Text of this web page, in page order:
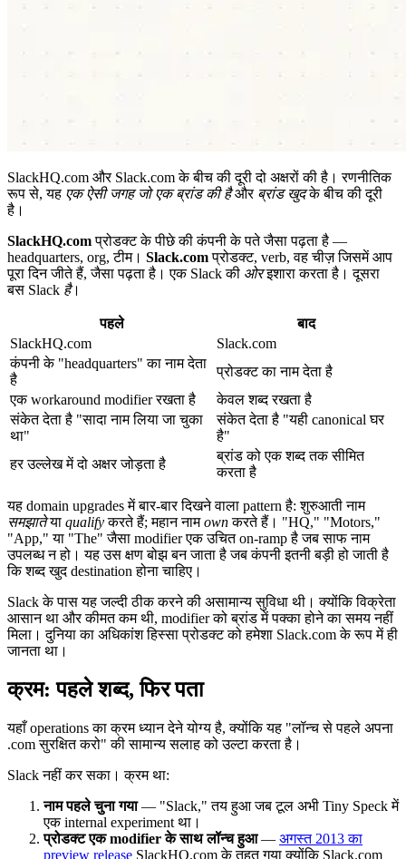
SlackHQ.com और Slack.com के बीच की दूरी दो अक्षरों की है। रणनीतिक
रूप से, यह एक ऐसी जगह जो एक ब्रांड की हैऔर ब्रांड खुदके बीच की दूरी
है।
SlackHQ.comप्रोडक्ट के पीछे की कंपनी के पते जैसा पढ़ता है —
headquarters, org, टीम। Slack.comप्रोडक्ट, verb, वह चीज़ जिसमें आप
पूरा दिन जीते हैं, जैसा पढ़ता है। एक Slack की ओरइशारा करता है। दूसरा
बस Slack है।
पहले
बाद
SlackHQ.com
Slack.com
कंपनी के "headquarters" का नाम देता
है
प्रोडक्ट का नाम देता है
एक workaround modifier रखता है
केवल शब्द रखता है
संकेत देता है "सादा नाम लिया जा चुका
था"
संकेत देता है "यही canonical घर
है"
हर उल्लेख में दो अक्षर जोड़ता है
ब्रांड को एक शब्द तक सीमित
करता है
यह domain upgrades में बार-बार दिखने वाला pattern है: शुरुआती नाम
समझातेया qualifyकरते हैं; महान नामownकरते हैं। "HQ," "Motors,"
"App," या "The" जैसा modifier एक उचित on-ramp है जब साफ नाम
उपलब्ध न हो। यह उस क्षण बोझ बन जाता है जब कंपनी इतनी बड़ी हो जाती है
कि शब्द खुद destination होना चाहिए।
Slack के पास यह जल्दी ठीक करने की असामान्य सुविधा थी। क्योंकि विक्रेता
आसान था और कीमत कम थी, modifier को ब्रांड में पक्का होने का समय नहीं
मिला। दुनिया का अधिकांश हिस्सा प्रोडक्ट को हमेशा Slack.com के रूप में ही
जानता था।
क्रम: पहले शब्द, फिर पता
यहाँ operations का क्रम ध्यान देने योग्य है, क्योंकि यह "लॉन्च से पहले अपना
.com सुरक्षित करो" की सामान्य सलाह को उल्टा करता है।
Slack नहीं कर सका। क्रम था:
नाम पहले चुना गया— "Slack," तय हुआ जब टूल अभी Tiny Speck में
एक internal experiment था।
प्रोडक्ट एक modifier के साथ लॉन्च हुआ— अगस्त 2013 का
preview release SlackHQ.com के तहत गया क्योंकि Slack.com